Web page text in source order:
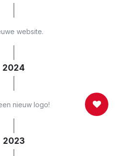
website.
2024
nieuw logo!
2023